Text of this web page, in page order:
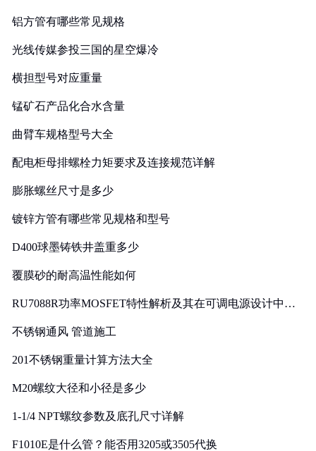
铝方管有哪些常见规格
光线传媒参投三国的星空爆冷
横担型号对应重量
锰矿石产品化合水含量
曲臂车规格型号大全
配电柜母排螺栓力矩要求及连接规范详解
膨胀螺丝尺寸是多少
镀锌方管有哪些常见规格和型号
D400球墨铸铁井盖重多少
覆膜砂的耐高温性能如何
RU7088R功率MOSFET特性解析及其在可调电源设计中的
不锈钢通风 管道施工
201不锈钢重量计算方法大全
M20螺纹大径和小径是多少
1-1/4 NPT螺纹参数及底孔尺寸详解
F1010E是什么管？能否用3205或3505代换